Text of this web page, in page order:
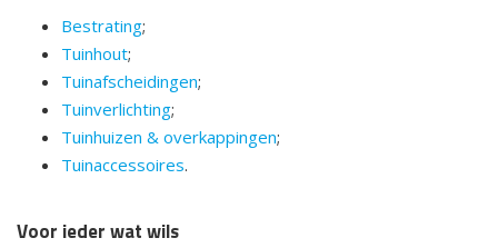
Bestrating;
Tuinhout;
Tuinafscheidingen;
Tuinverlichting;
Tuinhuizen & overkappingen;
Tuinaccessoires.
Voor ieder wat wils